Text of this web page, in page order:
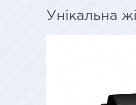
Унікальна